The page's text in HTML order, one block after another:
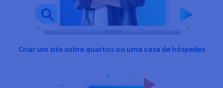
Criar um site sobre quartos ou uma casa de hóspedes